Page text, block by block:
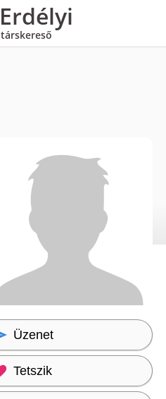
Erdélyi
társkereső
Üzenet
Tetszik